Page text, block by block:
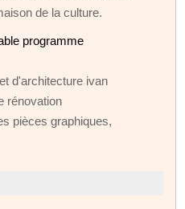
de la culture.
programme
d'architecture ivan
rénovation
pièces graphiques,